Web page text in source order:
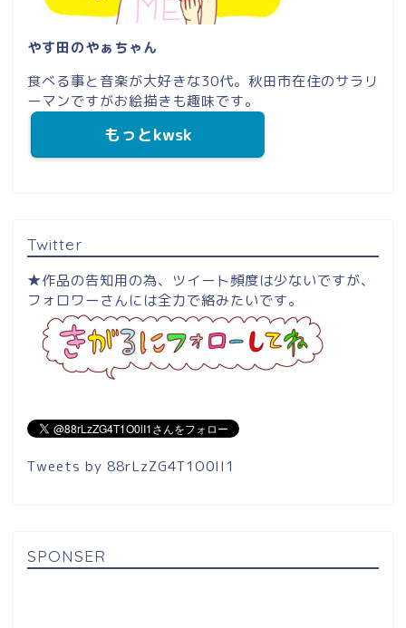
やす田のやぁちゃん
食べる事と音楽が大好きな30代。秋田市在住のサラリ
ーマンですがお絵描きも趣味です。
もっとkwsk
Twitter
★作品の告知用の為、ツイート頻度は少ないですが、
フォロワーさんには全力で絡みたいです。
Tweets by 88rLzZG4T1O0lI1
SPONSER